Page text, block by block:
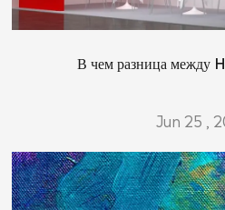
В чем разница между
Jun 25 ,